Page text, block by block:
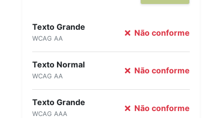
Texto Grande
WCAG AA
Não conforme
Texto Normal
WCAG AA
Não conforme
Texto Grande
WCAG AAA
Não conforme